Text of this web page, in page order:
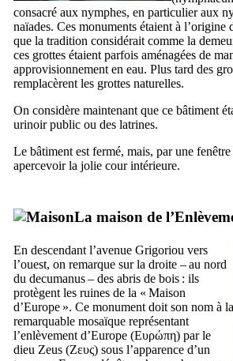
consacré aux nymphes, en particulier aux
naïades. Ces monuments étaient à l’origine
que la tradition considérait comme la
ces grottes étaient parfois aménagées de
approvisionnement en eau. Plus tard des
remplacèrent les grottes naturelles.
On considère maintenant que ce bâtiment
urinoir public ou des latrines.
Le bâtiment est fermé, mais, par une
apercevoir la jolie cour intérieure.
La maison de
En descendant l’avenue Grigoriou vers
l’ouest, on remarque sur la droite – au nord
du decumanus– des abris de bois : ils
protègent les ruines de la « Maison
d’Europe ». Ce monument doit son nom à la
remarquable mosaïque représentant
l’enlèvement d’Europe (Ευρώπη) par le
dieu Zeus (Ζευς) sous l’apparence d’un